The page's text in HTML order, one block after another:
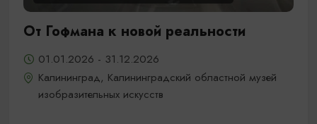
От Гофмана к новой реальности
01.01.2026 - 31.12.2026
Калининград, Калининградский областной музей
изобразительных искусств